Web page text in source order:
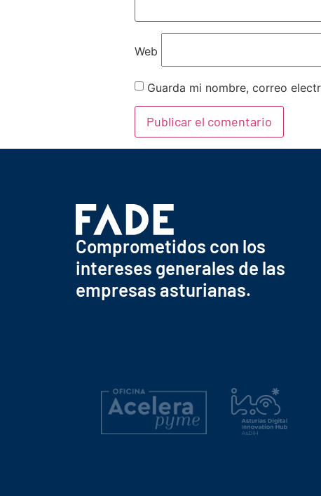
Web
Guarda mi nombre, correo
Comprometidos con los
intereses generales de las
empresas asturianas.